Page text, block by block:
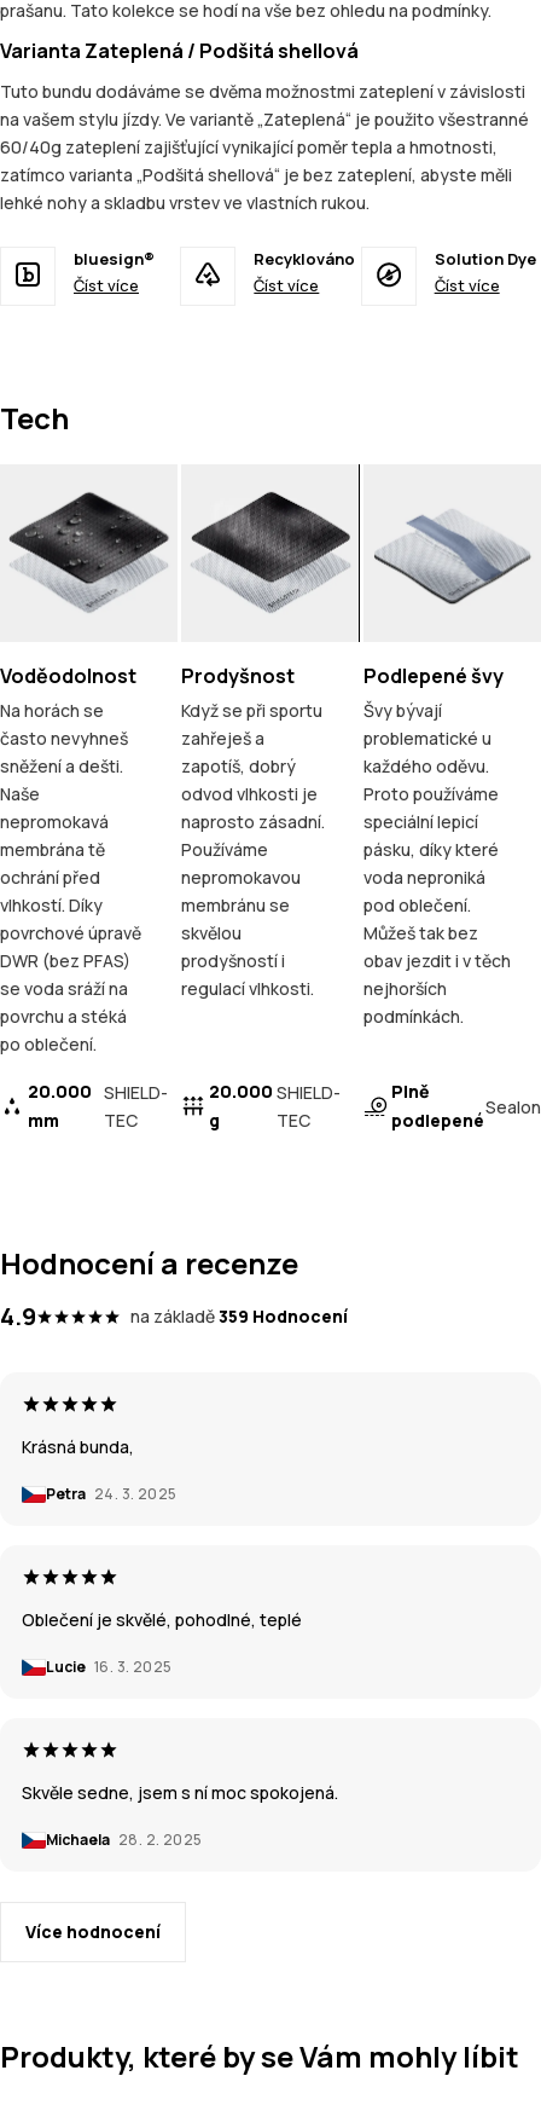
prašanu. Tato kolekce se hodí na vše bez ohledu na podmínky.
Varianta Zateplená / Podšitá shellová
Tuto bundu dodáváme se dvěma možnostmi zateplení v závislosti
na vašem stylu jízdy. Ve variantě „Zateplená“ je použito všestranné
60/40g zateplení zajišťující vynikající poměr tepla a hmotnosti,
zatímco varianta „Podšitá shellová“ je bez zateplení, abyste měli
lehké nohy a skladbu vrstev ve vlastních rukou.
bluesign®
Číst více
Recyklováno
Číst více
Solution Dye
Číst více
Tech
Voděodolnost
Na horách se
často nevyhneš
sněžení a dešti.
Naše
nepromokavá
membrána tě
ochrání před
vlhkostí. Díky
povrchové úpravě
DWR (bez PFAS)
se voda sráží na
povrchu a stéká
po oblečení.
20.000
mm
SHIELD-
TEC
Prodyšnost
Když se při sportu
zahřeješ a
zapotíš, dobrý
odvod vlhkosti je
naprosto zásadní.
Používáme
nepromokavou
membránu se
skvělou
prodyšností i
regulací vlhkosti.
20.000
g
SHIELD-
TEC
Podlepené švy
Švy bývají
problematické u
každého oděvu.
Proto používáme
speciální lepicí
pásku, díky které
voda neproniká
pod oblečení.
Můžeš tak bez
obav jezdit i v těch
nejhorších
podmínkách.
Plně
podlepené
Sealon
Hodnocení a recenze
4.9 na základě359 Hodnocení
Krásná bunda,
Petra 24. 3. 2025
Oblečení je skvělé, pohodlné, teplé
Lucie 16. 3. 2025
Skvěle sedne, jsem s ní moc spokojená.
Michaela 28. 2. 2025
Více hodnocení
Produkty, které by se Vám mohly líbit